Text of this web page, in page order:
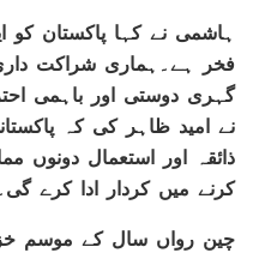
ہاشمی نے کہا پاکستان
فخر ہے۔ہماری شراکت
گہری دوستی اور باہمی
نے امید ظاہر کی کہ
ذائقہ اور استعمال دونوں
کرنے میں کردار ادا کرے
چین رواں سال کے موسم